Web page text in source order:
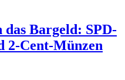
das Bargeld: SPD-
2-Cent-Münzen